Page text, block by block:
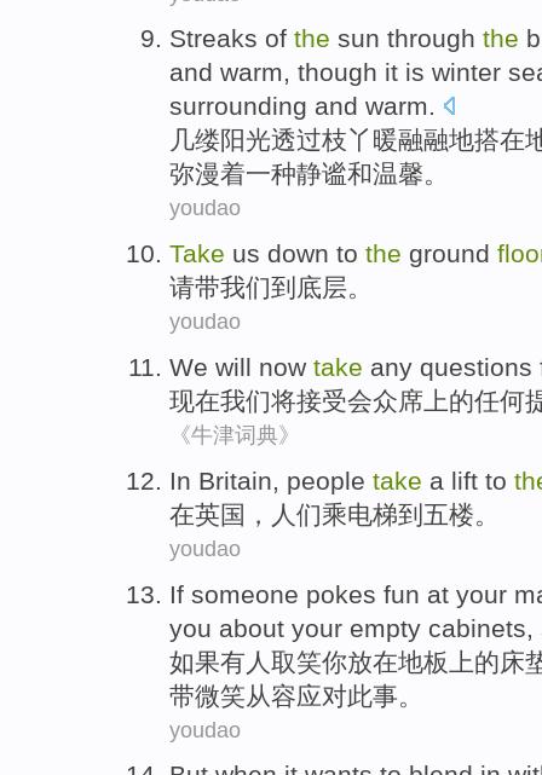
Streaks of the sun through the
and warm, though it is winter
surrounding and warm.
几缕阳光透过枝丫 暖融融地搭在
弥漫着一种静谧和温馨。
youdao
Take us down to the ground
请带我们到 底层。
youdao
We will now take any questions
现在我们将接受会众席上的任何
《牛津词典》
In Britain, people take a lift to
在英国 ， 人们乘电梯到 五楼。
youdao
If someone pokes fun at your
you about your empty cabinets,
如果有人 取笑你放在地板 上的床
带微笑从容应对此事。
youdao